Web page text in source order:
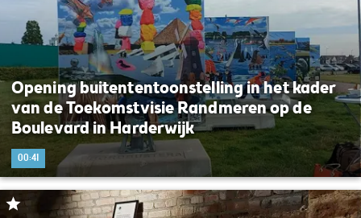
Opening buitententoonstelling in het kader
van de Toekomstvisie Randmeren op de
Boulevard in Harderwijk
00:41